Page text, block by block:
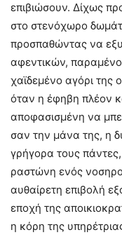
επιβιώσουν. Δίχως
στο στενόχωρο
προσπαθώντας να
αφεντικών,
χαϊδεμένο αγόρι της
όταν η έφηβη πλέον
αποφασισμένη να
σαν την μάνα της, η
γρήγορα τους
ραστώνη ενός
αυθαίρετη επιβολή
εποχή της
η κόρη της